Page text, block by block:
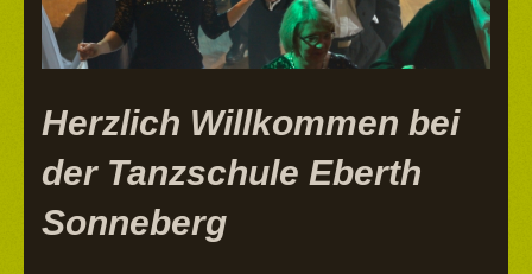
Herzlich Willkommen bei
der Tanzschule Eberth
Sonneberg